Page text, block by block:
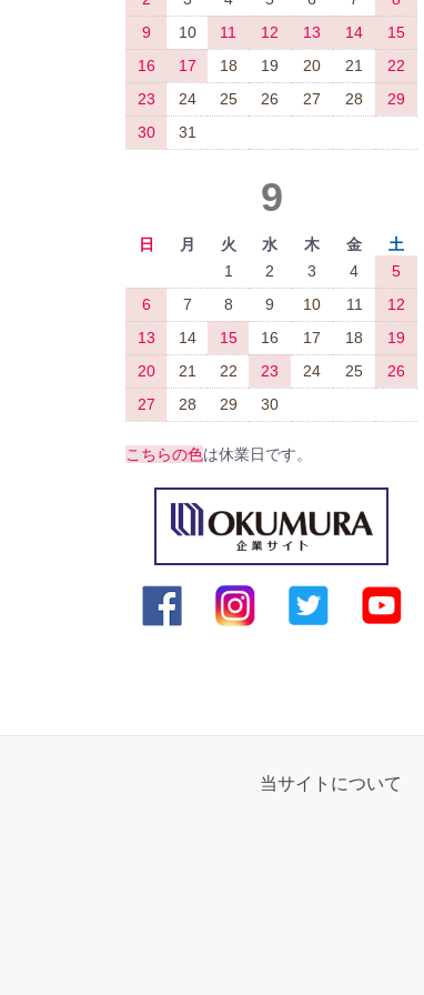
9
10 11 12 13 14
15
16
17 18 19 20 21
22
23
24 25 26 27 28
29
30
31
9
日 月 火 水 木 金
土
1
2 3 4
5
6
7 8 9 10 11
12
13
14 15 16 17 18
19
20
21 22 23 24 25
26
27
28 29 30
こちらの色は休業日です。
当サイトについて